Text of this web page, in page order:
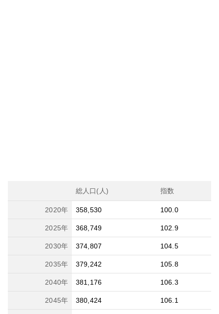
総人口(人) 指数
2020年 358,530 100.0
2025年 368,749 102.9
2030年 374,807 104.5
2035年 379,242 105.8
2040年 381,176 106.3
2045年 380,424 106.1